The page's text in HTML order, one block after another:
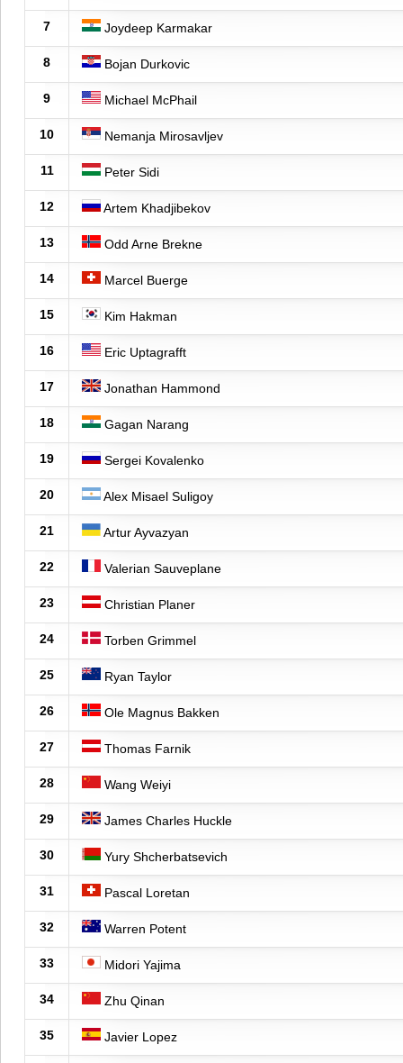
7 Joydeep Karmakar
8 Bojan Durkovic
9 Michael McPhail
10 Nemanja Mirosavljev
11 Peter Sidi
12 Artem Khadjibekov
13 Odd Arne Brekne
14 Marcel Buerge
15 Kim Hakman
16 Eric Uptagrafft
17 Jonathan Hammond
18 Gagan Narang
19 Sergei Kovalenko
20 Alex Misael Suligoy
21 Artur Ayvazyan
22 Valerian Sauveplane
23 Christian Planer
24 Torben Grimmel
25 Ryan Taylor
26 Ole Magnus Bakken
27 Thomas Farnik
28 Wang Weiyi
29 James Charles Huckle
30 Yury Shcherbatsevich
31 Pascal Loretan
32 Warren Potent
33 Midori Yajima
34 Zhu Qinan
35 Javier Lopez